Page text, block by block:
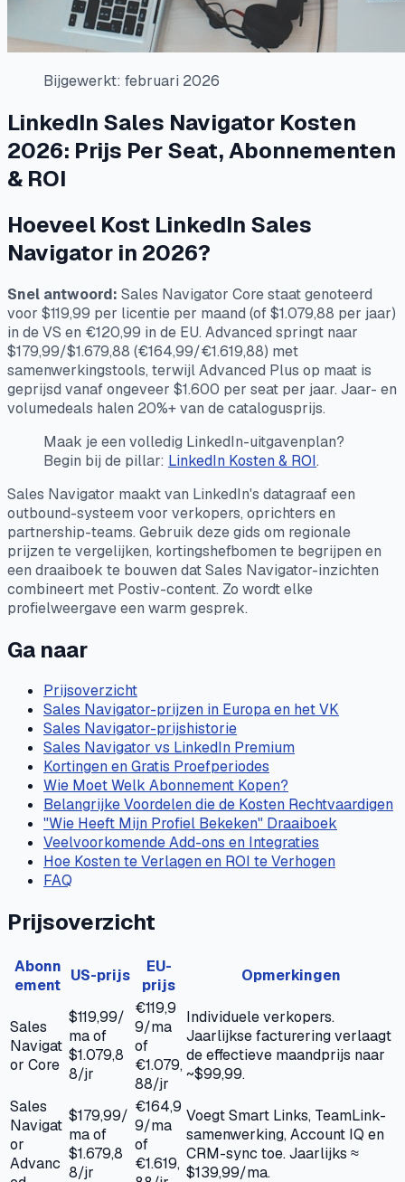
Bijgewerkt: februari 2026
LinkedIn Sales Navigator Kosten
2026: Prijs Per Seat, Abonnementen
& ROI
Hoeveel Kost LinkedIn Sales
Navigator in 2026?
Snel antwoord: Sales Navigator Core staat genoteerd
voor $119,99 per licentie per maand (of $1.079,88 per jaar)
in de VS en €120,99 in de EU. Advanced springt naar
$179,99/$1.679,88 (€164,99/€1.619,88) met
samenwerkingstools, terwijl Advanced Plus op maat is
geprijsd vanaf ongeveer $1.600 per seat per jaar. Jaar- en
volumedeals halen 20%+ van de catalogusprijs.
Maak je een volledig LinkedIn-uitgavenplan?
Begin bij de pillar: LinkedIn Kosten & ROI.
Sales Navigator maakt van LinkedIn's datagraaf een
outbound-systeem voor verkopers, oprichters en
partnership-teams. Gebruik deze gids om regionale
prijzen te vergelijken, kortingshefbomen te begrijpen en
een draaiboek te bouwen dat Sales Navigator-inzichten
combineert met Postiv-content. Zo wordt elke
profielweergave een warm gesprek.
Ga naar
Prijsoverzicht
Sales Navigator-prijzen in Europa en het VK
Sales Navigator-prijshistorie
Sales Navigator vs LinkedIn Premium
Kortingen en Gratis Proefperiodes
Wie Moet Welk Abonnement Kopen?
Belangrijke Voordelen die de Kosten Rechtvaardigen
"Wie Heeft Mijn Profiel Bekeken" Draaiboek
Veelvoorkomende Add-ons en Integraties
Hoe Kosten te Verlagen en ROI te Verhogen
FAQ
Prijsoverzicht
Abonn
ement
US-prijs
EU-
prijs
Opmerkingen
Sales
Navigat
or Core
$119,99/
ma of
$1.079,8
8/jr
€119,9
9/ma
of
€1.079,
88/jr
Individuele verkopers.
Jaarlijkse facturering verlaagt
de effectieve maandprijs naar
~$99,99.
Sales
Navigat
or
Advanc
$179,99/
ma of
$1.679,8
8/jr
€164,9
9/ma
of
€1.619,
Voegt Smart Links, TeamLink-
samenwerking, Account IQ en
CRM-sync toe. Jaarlijks ≈
$139,99/ma.